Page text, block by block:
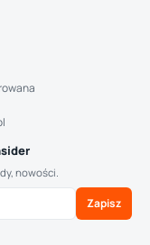
nowości.
Zapisz